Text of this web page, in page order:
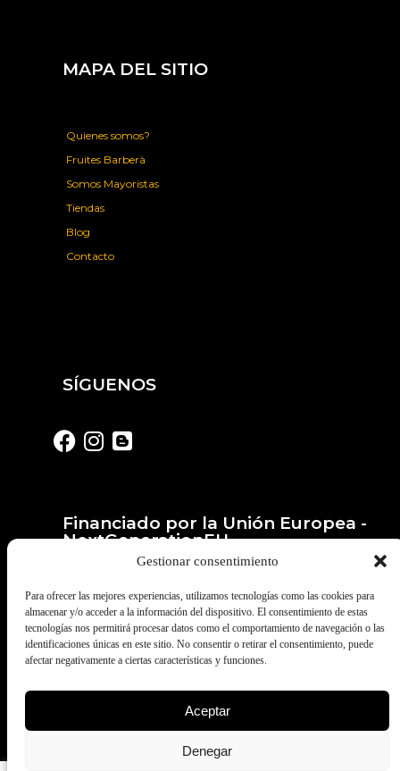
Gestionar consentimiento
Para ofrecer las mejores experiencias, utilizamos tecnologías como las cookies para
almacenar y/o acceder a la información del dispositivo. El consentimiento de estas
tecnologías nos permitirá procesar datos como el comportamiento de navegación o las
identificaciones únicas en este sitio. No consentir o retirar el consentimiento, puede
afectar negativamente a ciertas características y funciones.
Aceptar
Denegar
MAPA DEL SITIO
Quienes somos?
Fruites Barberà
Somos Mayoristas
Tiendas
Blog
Contacto
SÍGUENOS
Financiado por la Unión Europea -
NextGenerationEU
Fruites Barberà. Desarrollado por
Pymeralia.com